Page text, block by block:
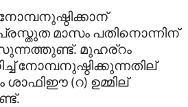
മാസം പതിനൊന്നിന്
. മുഹര്റം
നോമ്പനുഷ്ഠിക്കുന്നതില്
ശാഫിഈ (റ) ഉമ്മില്
.